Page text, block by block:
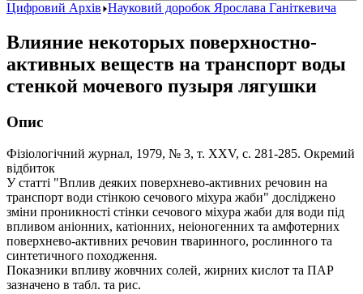
Цифровий Архів Науковий доробок Ярослава Ганіткевича
Влияние некоторых поверхностно-
активных веществ на транспорт воды
стенкой мочевого пузыря лягушки
Опис
Фізіологічний журнал, 1979, № 3, т. XXV, с. 281-285. Окремий
відбиток
У статті "Вплив деяких поверхнево-активних речовин на
транспорт води стінкою сечового міхура жаби" досліджено
зміни проникності стінки сечового міхура жаби для води під
впливом аніонних, катіонних, неіоногенних та амфотерних
поверхнево-активних речовин тваринного, рослинного та
синтетичного походження.
Показники впливу жовчних солей, жирних кислот та ПАР
зазначено в табл. та рис.